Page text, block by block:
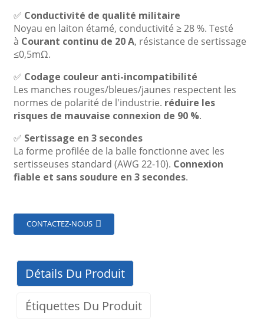
✅ Conductivité de qualité militaire
Noyau en laiton étamé, conductivité ≥ 28 %. Testé
à Courant continu de 20 A, résistance de sertissage
≤0,5mΩ.
✅ Codage couleur anti-incompatibilité
Les manches rouges/bleues/jaunes respectent les
normes de polarité de l'industrie. réduire les
risques de mauvaise connexion de 90 %.
✅ Sertissage en 3 secondes
La forme profilée de la balle fonctionne avec les
sertisseuses standard (AWG 22-10). Connexion
fiable et sans soudure en 3 secondes.
CONTACTEZ-NOUS
Détails Du Produit
Étiquettes Du Produit